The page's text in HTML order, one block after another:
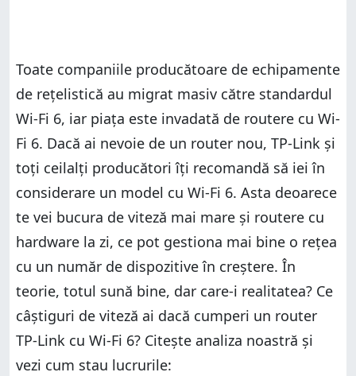
Toate companiile producătoare de echipamente
de rețelistică au migrat masiv către standardul
Wi-Fi 6, iar piața este invadată de routere cu Wi-
Fi 6. Dacă ai nevoie de un router nou, TP-Link și
toți ceilalți producători îți recomandă să iei în
considerare un model cu Wi-Fi 6. Asta deoarece
te vei bucura de viteză mai mare și routere cu
hardware la zi, ce pot gestiona mai bine o rețea
cu un număr de dispozitive în creștere. În
teorie, totul sună bine, dar care-i realitatea? Ce
câștiguri de viteză ai dacă cumperi un router
TP-Link cu Wi-Fi 6? Citește analiza noastră și
vezi cum stau lucrurile: